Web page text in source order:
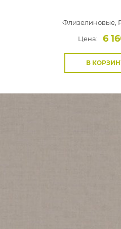
Флизелиновые,
Цена:
6
В